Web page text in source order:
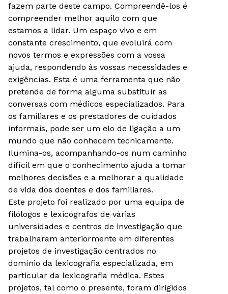
fazem parte deste campo. Compreendê-los é
compreender melhor aquilo com que
estamos a lidar. Um espaço vivo e em
constante crescimento, que evoluirá com
novos termos e expressões com a vossa
ajuda, respondendo às vossas necessidades e
exigências. Esta é uma ferramenta que não
pretende de forma alguma substituir as
conversas com médicos especializados. Para
os familiares e os prestadores de cuidados
informais, pode ser um elo de ligação a um
mundo que não conhecem tecnicamente.
Ilumina-os, acompanhando-os num caminho
difícil em que o conhecimento ajuda a tomar
melhores decisões e a melhorar a qualidade
de vida dos doentes e dos familiares.
Este projeto foi realizado por uma equipa de
filólogos e lexicógrafos de várias
universidades e centros de investigação que
trabalharam anteriormente em diferentes
projetos de investigação centrados no
domínio da lexicografia especializada, em
particular da lexicografia médica. Estes
projetos, tal como o presente, foram dirigidos